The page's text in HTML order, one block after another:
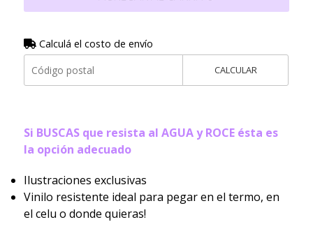
Calculá el costo de envío
CALCULAR
Si BUSCAS que resista al AGUA y ROCE ésta es
la opción adecuado
Ilustraciones exclusivas
Vinilo resistente ideal para pegar en el termo, en
el celu o donde quieras!